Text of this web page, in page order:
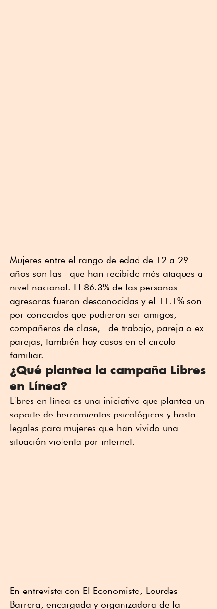
Mujeres entre el rango de edad de 12 a 29
años son las que han recibido más ataques a
nivel nacional. El 86.3% de las personas
agresoras fueron desconocidas y el 11.1% son
por conocidos que pudieron ser amigos,
compañeros de clase, de trabajo, pareja o ex
parejas, también hay casos en el circulo
familiar.
¿Qué plantea la campaña Libres
en Línea?
Libres en línea es una iniciativa que plantea un
soporte de herramientas psicológicas y hasta
legales para mujeres que han vivido una
situación violenta por internet.
En entrevista con El Economista, Lourdes
Barrera, encargada y organizadora de la